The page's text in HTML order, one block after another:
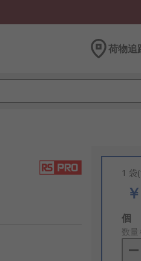
荷物追
1 袋
Add
to
個
数量